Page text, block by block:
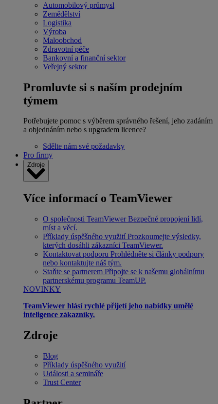
Automobilový průmysl
Zemědělství
Logistika
Výroba
Maloobchod
Zdravotní péče
Bankovní a finanční sektor
Veřejný sektor
Promluvte si s naším prodejním
týmem
Potřebujete pomoc s výběrem správného řešení, jeho zadáním
a objednáním nebo s upgradem licence?
Sdělte nám své požadavky
Pro firmy
Zdroje
Více informací o TeamViewer
O společnosti TeamViewer Bezpečné propojení lidí,
míst a věcí.
Příklady úspěšného využití Prozkoumejte výsledky,
kterých dosáhli zákazníci TeamViewer.
Kontaktovat podporu Prohlédněte si články podpory
nebo kontaktujte náš tým.
Staňte se partnerem Připojte se k našemu globálnímu
partnerskému programu TeamUP.
NOVINKY
TeamViewer hlásí rychlé přijetí jeho nabídky umělé
inteligence zákazníky.
Zdroje
Blog
Příklady úspěšného využití
Události a semináře
Trust Center